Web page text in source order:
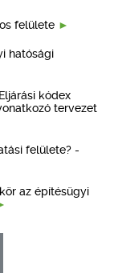
felülete
hatósági
kódex
tervezet
felülete? -
az építésügyi